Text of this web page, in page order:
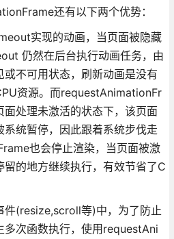
还有以下两个优势：
实现的动画，当页面被隐藏
仍然在后台执行动画任务，由
不可用状态，刷新动画是没有
资源。而requestAnimationFr
处理未激活的状态下，该页面
系统暂停，因此跟着系统步伐走
也会停止渲染，当页面被激
留的地方继续执行，有效节省了C
件(resize,scroll等)中，为了防止
多次函数执行，使用requestAni